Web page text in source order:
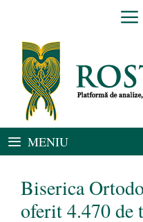
conținut
MENIU
Biserica
oferit 4.470 de